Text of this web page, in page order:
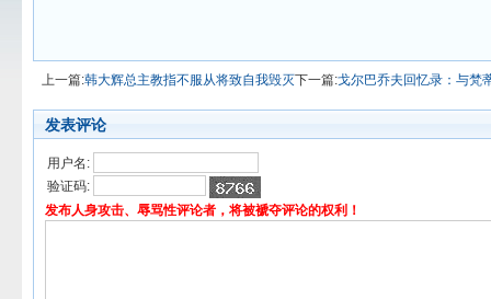
上一篇:韩大辉总主教指不服从将致自我毁灭下一篇:戈尔巴乔夫回忆录：与梵
发表评论
用户名:
验证码:
发布人身攻击、辱骂性评论者，将被褫夺评论的权利！